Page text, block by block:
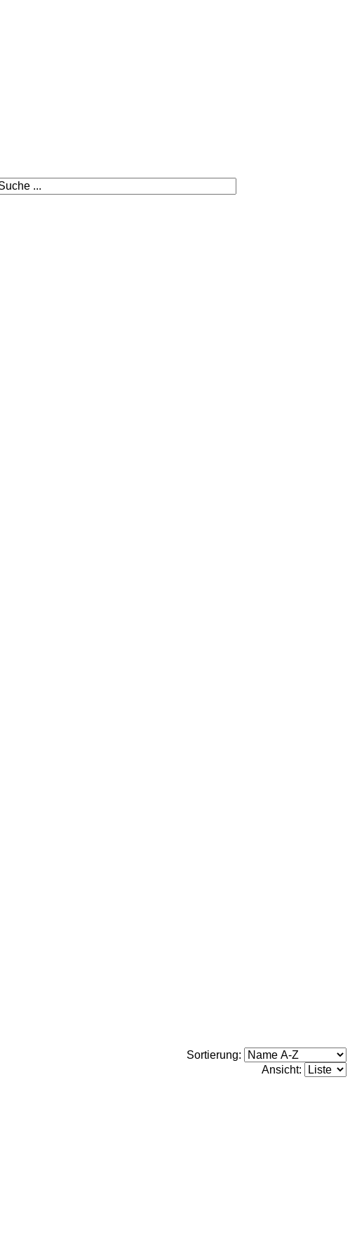
Sortierung:
Ansicht: